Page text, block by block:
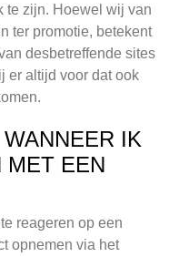
te zijn. Hoewel wij van
ter promotie, betekent
desbetreffende sites
er altijd voor dat ook
IK
MET EEN
reageren op een
opnemen via het